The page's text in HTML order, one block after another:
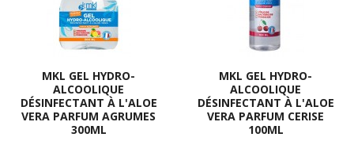
MKL GEL HYDRO-
ALCOOLIQUE
DÉSINFECTANT À L'ALOE
VERA PARFUM AGRUMES
300ML
MKL GEL HYDRO-
ALCOOLIQUE
DÉSINFECTANT À L'ALOE
VERA PARFUM CERISE
100ML